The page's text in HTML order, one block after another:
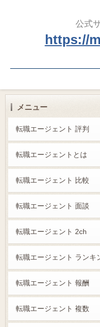
公式
https://
メニュー
転職エージェント 評判
転職エージェントとは
転職エージェント 比較
転職エージェント 面談
転職エージェント 2ch
転職エージェント ランキ
転職エージェント 報酬
転職エージェント 複数